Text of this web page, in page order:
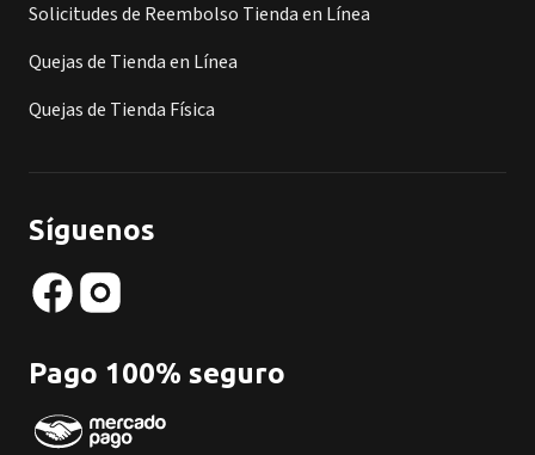
Solicitudes de Reembolso Tienda en Línea
Quejas de Tienda en Línea
Quejas de Tienda Física
Síguenos
Pago 100% seguro